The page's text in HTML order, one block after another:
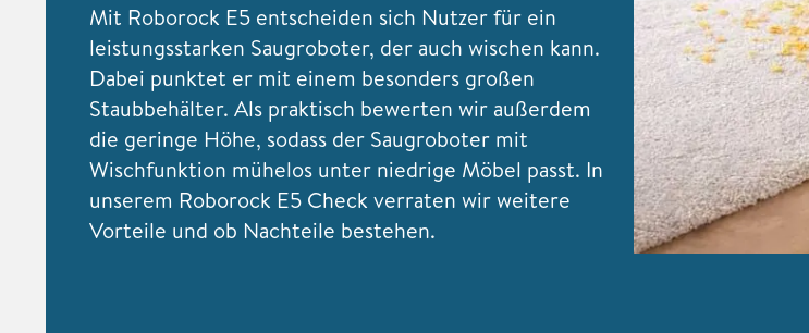
Mit Roborock E5 entscheiden sich Nutzer für ein
leistungsstarken Saugroboter, der auch wischen kann.
Dabei punktet er mit einem besonders großen
Staubbehälter. Als praktisch bewerten wir außerdem
die geringe Höhe, sodass der Saugroboter mit
Wischfunktion mühelos unter niedrige Möbel passt. In
unserem Roborock E5 Check verraten wir weitere
Vorteile und ob Nachteile bestehen.